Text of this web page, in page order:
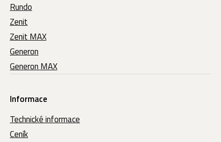
Rundo
Zenit
Zenit MAX
Generon
Generon MAX
Informace
Technické informace
Ceník